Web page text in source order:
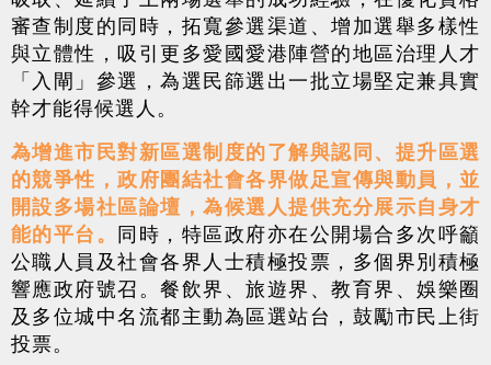
審查制度的同時，拓寬參選渠道、增加選舉多樣性
與立體性，吸引更多愛國愛港陣營的地區治理人才
「入閘」參選，為選民篩選出一批立場堅定兼具實
幹才能得候選人。
為增進市民對新區選制度的了解與認同、提升區選
的競爭性，政府團結社會各界做足宣傳與動員，並
開設多場社區論壇，為候選人提供充分展示自身才
能的平台。 同時，特區政府亦在公開場合多次呼籲
公職人員及社會各界人士積極投票，多個界別積極
響應政府號召。餐飲界、旅遊界、教育界、娛樂圈
及多位城中名流都主動為區選站台，鼓勵市民上街
投票。